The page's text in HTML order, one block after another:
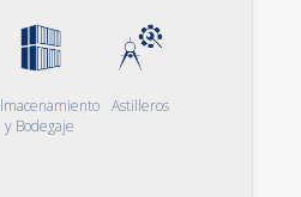
y Bodegaje
Astilleros